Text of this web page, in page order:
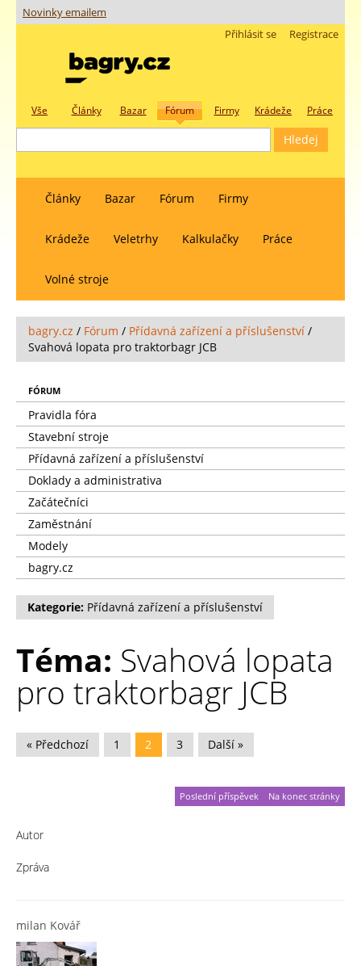
Novinky emailem
Registrace
Přihlásit se
Vše Články Bazar Fórum Firmy Krádeže Práce
Články Bazar Fórum Firmy
Krádeže Veletrhy Kalkulačky Práce
Volné stroje
bagry.cz / Fórum / Přídavná zařízení a příslušenství /
Svahová lopata pro traktorbagr JCB
FÓRUM
Pravidla fóra
Stavební stroje
Přídavná zařízení a příslušenství
Doklady a administrativa
Začátečníci
Zaměstnání
Modely
bagry.cz
Kategorie: Přídavná zařízení a příslušenství
Téma: Svahová lopata
pro traktorbagr JCB
« Předchozí 1 2 3 Další »
Na konec stránky
Poslední příspěvek
Autor
Zpráva
milan Kovář